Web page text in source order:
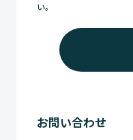
い。
お問い合わせ